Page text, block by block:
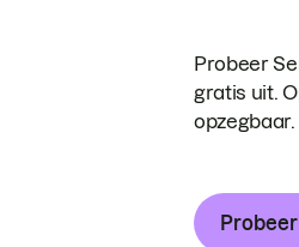
Probeer
gratis uit.
opzegbaar.